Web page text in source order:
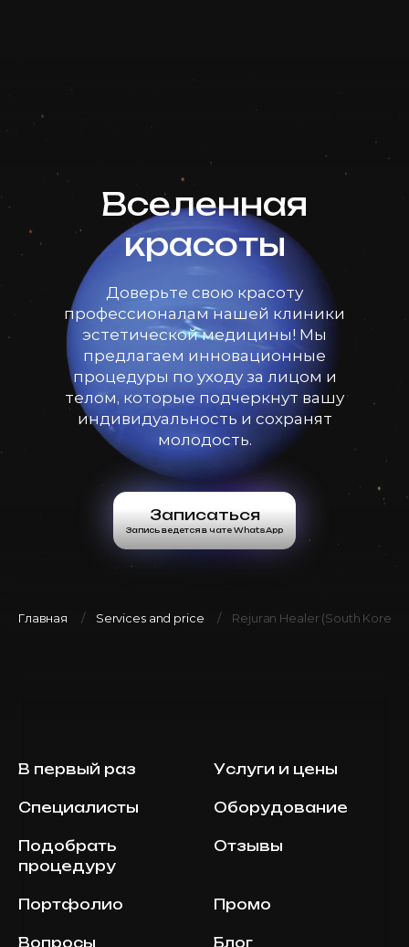
Вселенная
красоты
Доверьте свою красоту
профессионалам нашей клиники
эстетической медицины! Мы
предлагаем инновационные
процедуры по уходу за лицом и
телом, которые подчеркнут вашу
индивидуальность и сохранят
молодость.
Записаться
Запись ведется в чате WhatsApp
Главная Services and price Rejuran Healer (South Korea),
В первый раз Услуги и цены
Специалисты Оборудование
Подобрать
процедуру
Отзывы
Портфолио Промо
Вопросы Блог